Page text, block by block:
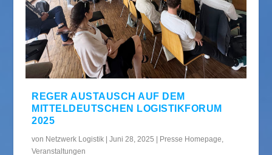
REGER AUSTAUSCH AUF DEM
MITTELDEUTSCHEN LOGISTIKFORUM
2025
von Netzwerk Logistik |Juni 28, 2025 Presse Homepage,
Veranstaltungen